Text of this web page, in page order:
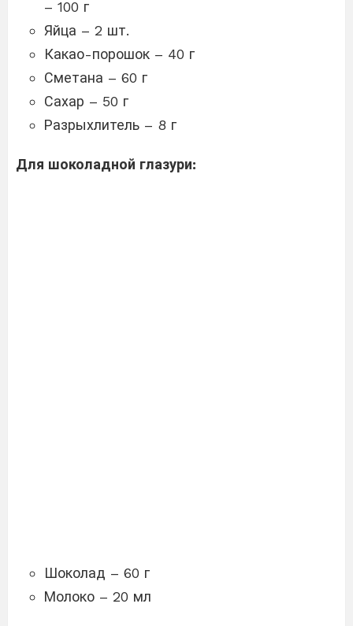
– 100 г
Яйца – 2 шт.
Какао-порошок – 40 г
Сметана – 60 г
Сахар – 50 г
Разрыхлитель – 8 г
Для шоколадной глазури:
Шоколад – 60 г
Молоко – 20 мл